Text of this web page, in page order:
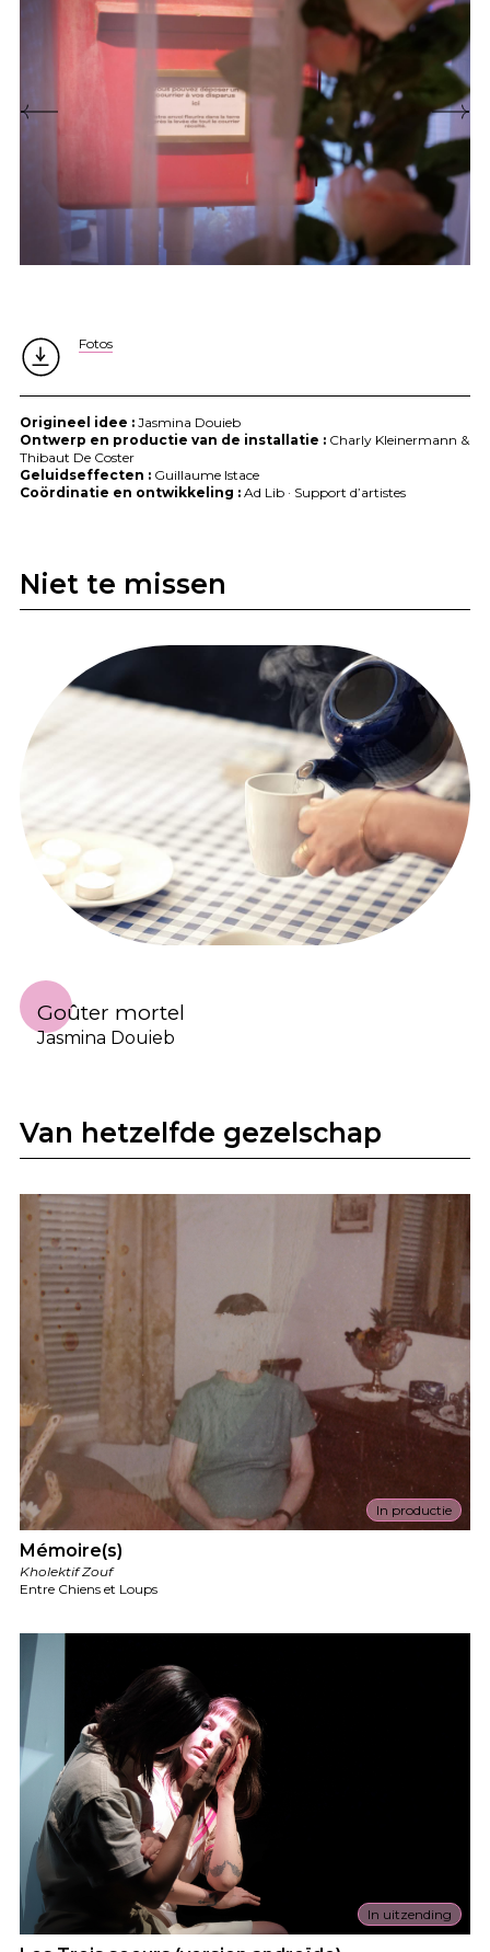
Fotos
Origineel idee :Jasmina Douieb
Ontwerp en productie van de installatie :Charly Kleinermann &
Thibaut De Coster
Geluidseffecten :Guillaume Istace
Coördinatie en ontwikkeling :Ad Lib · Support d’artistes
Niet te missen
Goûter mortel
Jasmina Douieb
Van hetzelfde gezelschap
In productie
Mémoire(s)
Kholektif Zouf
Entre Chiens et Loups
In uitzending